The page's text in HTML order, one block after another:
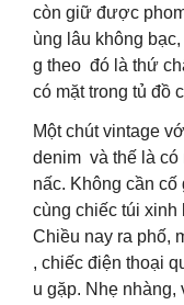
còn giữ được
ùng lâu không
g theo đó là thứ
có mặt trong tủ đồ
Một chút vintage
denim và thế là có
nấc. Không cần
cùng chiếc túi xinh
Chiều nay ra phố,
, chiếc điện thoại
u gặp. Nhẹ